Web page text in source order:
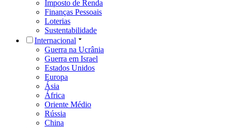
Imposto de Renda
Finanças Pessoais
Loterias
Sustentabilidade
Internacional
Guerra na Ucrânia
Guerra em Israel
Estados Unidos
Europa
Ásia
África
Oriente Médio
Rússia
China